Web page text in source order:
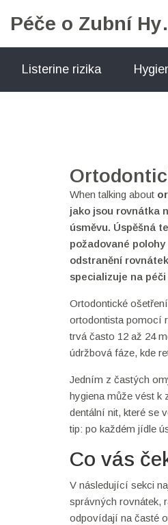
Listerine rizika
When talking about
jako jsou rovnátka
úsměvu. Úspěšná
požadované polohy
odstranění rovnátek
specializuje na
Ortodontické
ortodontista pomocí
trvá často 12 až 24
údržbová fáze, kde
Jedním z častých
hygiena může vést k
dentální nit, které se
tip: po každém jídle
Co vás
V následující sekci
správných rovnátek,
odpovídají na časté